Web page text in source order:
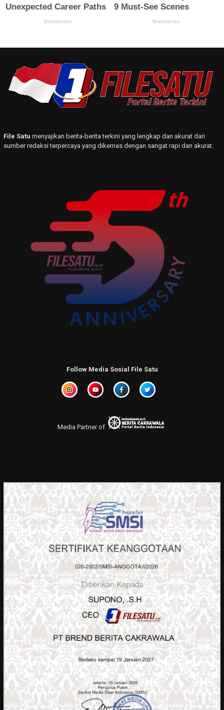
File Satu menyajikan berita-berita terkini yang lengkap dan akurat dari
sumber redaksi terpercaya yang dikemas dengan sangat rapi dan akurat.
Follow Media Sosial File Satu
Media Partner of